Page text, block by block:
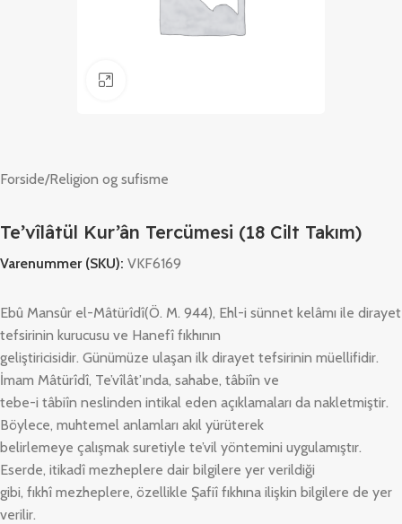
Forside/Religion og sufisme
Te’vîlâtül Kur’ân Tercümesi (18 Cilt Takım)
Varenummer (SKU): VKF6169
Ebû Mansûr el-Mâtürîdî(Ö. M. 944), Ehl-i sünnet kelâmı ile dirayet
tefsirinin kurucusu ve Hanefî fıkhının
geliştiricisidir. Günümüze ulaşan ilk dirayet tefsirinin müellifidir.
İmam Mâtürîdî, Te’vîlât’ında, sahabe, tâbiîn ve
tebe-i tâbiîn neslinden intikal eden açıklamaları da nakletmiştir.
Böylece, muhtemel anlamları akıl yürüterek
belirlemeye çalışmak suretiyle te’vil yöntemini uygulamıştır.
Eserde, itikadî mezheplere dair bilgilere yer verildiği
gibi, fıkhî mezheplere, özellikle Şafiî fıkhına ilişkin bilgilere de yer
verilir.